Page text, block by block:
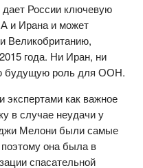
дает России ключевую
и Ирана и может
Великобританию,
года. Ни Иран, ни
будущую роль для ООН.
экспертами как важное
в случае неудачи у
Мелони были самые
она была в
спасательной